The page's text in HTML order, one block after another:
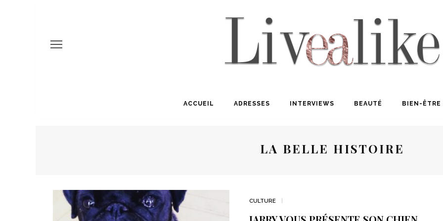
ACCUEIL ADRESSES INTERVIEWS BEAUTÉ BIEN-ÊTRE
LA BELLE HISTOIRE
CULTURE